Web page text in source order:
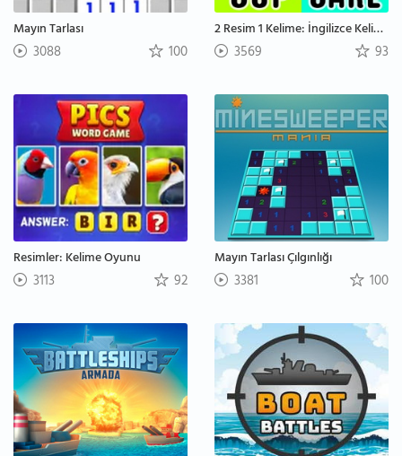
Mayın Tarlası
3088 100
2 Resim 1 Kelime: İngilizce Kelime Tahmin Etme
3569 93
Resimler: Kelime Oyunu
3113 92
Mayın Tarlası Çılgınlığı
3381 100